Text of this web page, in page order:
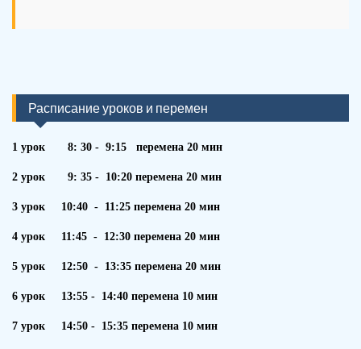
Расписание уроков и перемен
1 урок 8: 30 - 9:15 перемена 20 мин
2 урок 9: 35 - 10:20 перемена 20 мин
3 урок 10:40 - 11:25 перемена 20 мин
4 урок 11:45 - 12:30 перемена 20 мин
5 урок 12:50 - 13:35 перемена 20 мин
6 урок 13:55 - 14:40 перемена 10 мин
7 урок 14:50 - 15:35 перемена 10 мин